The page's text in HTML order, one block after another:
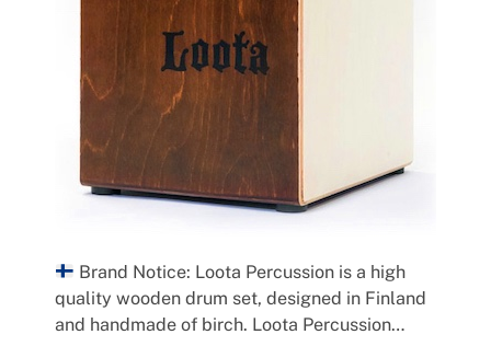
Brand Notice: Loota Percussion is a high
quality wooden drum set, designed in Finland
and handmade of birch. Loota Percussion…